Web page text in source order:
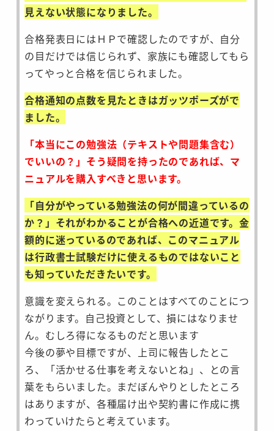
見えない状態になりました。
合格発表日にはＨＰで確認したのですが、自分
の目だけでは信じられず、家族にも確認してもら
ってやっと合格を信じられました。
合格通知の点数を見たときはガッツポーズがで
ました。
「本当にこの勉強法（テキストや問題集含む）
でいいの？」そう疑問を持ったのであれば、マ
ニュアルを購入すべきと思います。
「自分がやっている勉強法の何が間違っているの
か？」それがわかることが合格への近道です。金
額的に迷っているのであれば、このマニュアル
は行政書士試験だけに使えるものではないこと
も知っていただきたいです。
意識を変えられる。このことはすべてのことにつ
ながります。自己投資として、損にはなりませ
ん。むしろ得になるものだと思います
今後の夢や目標ですが、上司に報告したとこ
ろ、「活かせる仕事を考えないとね」、との言
葉をもらいました。まだぼんやりとしたところ
はありますが、各種届け出や契約書に作成に携
わっていけたらと考えています。